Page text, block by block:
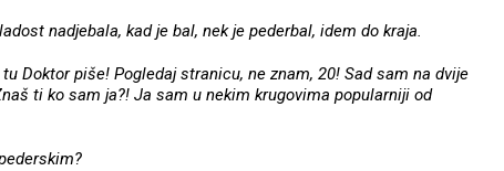
nadjebala, kad je bal, nek je pederbal, idem do kraja.
Doktor piše! Pogledaj stranicu, ne znam, 20! Sad sam na dvije
ti ko sam ja?! Ja sam u nekim krugovima popularniji od